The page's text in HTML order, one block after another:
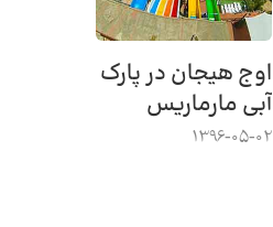
اوج هیجان در پارک
آبی مارماریس
1396-05-02